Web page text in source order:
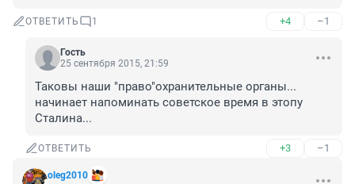
ОТВЕТИТЬ 1 +4 –1
Гость
25 сентября 2015, 21:59
Таковы наши "право"охранительные органы...
начинает напоминать советское время в этопу
Сталина...
ОТВЕТИТЬ +3 –1
oleg2010